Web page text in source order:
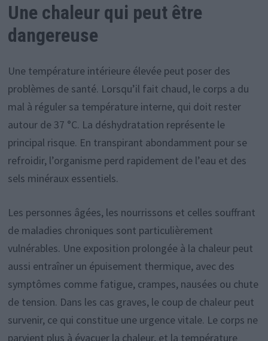
Une chaleur qui peut être
dangereuse
Une température intérieure élevée peut poser des
problèmes de santé. Lorsqu’il fait chaud, le corps a du
mal à réguler sa température interne, qui doit rester
autour de 37 °C. La déshydratation représente le
principal risque. En transpirant abondamment pour se
refroidir, l’organisme perd rapidement de l’eau et des
sels minéraux essentiels.
Les personnes âgées, les nourrissons et celles souffrant
de maladies chroniques sont particulièrement
vulnérables. Une exposition prolongée à la chaleur peut
aussi entraîner un épuisement thermique, avec des
symptômes comme fatigue, crampes, nausées ou chute
de tension. Dans les cas graves, le coup de chaleur peut
survenir, ce qui constitue une urgence vitale. Le corps ne
parvient plus à évacuer la chaleur, et la température